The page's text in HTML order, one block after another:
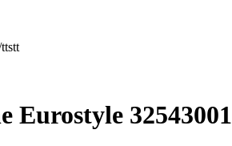
Eurostyle 32543001